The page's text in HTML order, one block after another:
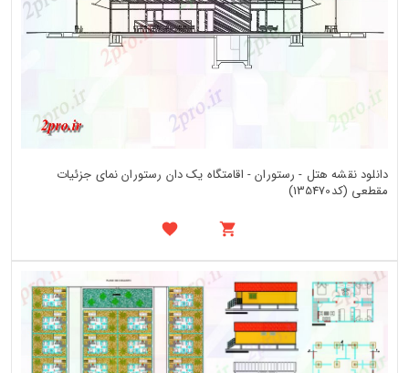
دانلود نقشه هتل - رستوران - اقامتگاه یک دان رستوران نمای جزئیات
مقطعی (کد135470)